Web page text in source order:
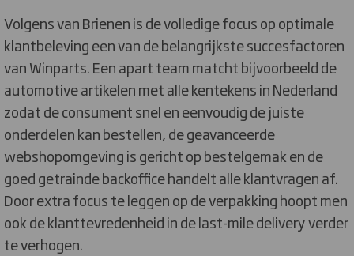
Volgens van Brienen is de volledige focus op optimale
klantbeleving een van de belangrijkste succesfactoren
van Winparts. Een apart team matcht bijvoorbeeld de
automotive artikelen met alle kentekens in Nederland
zodat de consument snel en eenvoudig de juiste
onderdelen kan bestellen, de geavanceerde
webshopomgeving is gericht op bestelgemak en de
goed getrainde backoffice handelt alle klantvragen af.
Door extra focus te leggen op de verpakking hoopt men
ook de klanttevredenheid in de last-mile delivery verder
te verhogen.